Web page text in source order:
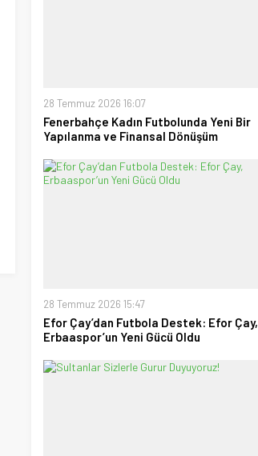
28 Temmuz 2026 16:07
Fenerbahçe Kadın Futbolunda Yeni Bir
Yapılanma ve Finansal Dönüşüm
28 Temmuz 2026 15:47
Efor Çay’dan Futbola Destek: Efor Çay,
Erbaaspor’un Yeni Gücü Oldu